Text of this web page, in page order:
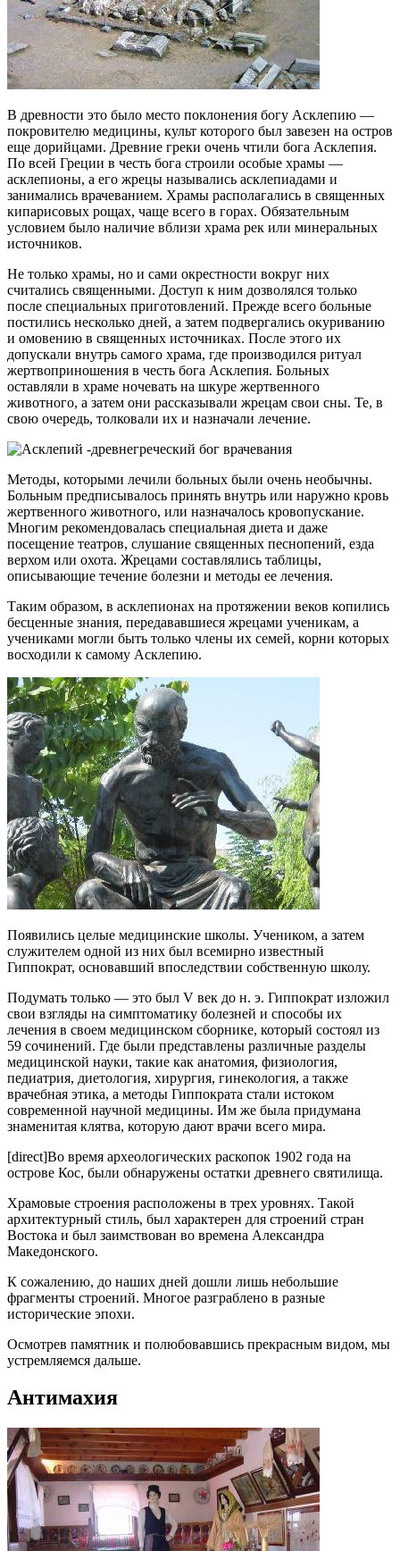
В древности это было место поклонения богу Асклепию —
покровителю медицины, культ которого был завезен на остров
еще дорийцами. Древние греки очень чтили бога Асклепия.
По всей Греции в честь бога строили особые храмы —
асклепионы, а его жрецы назывались асклепиадами и
занимались врачеванием. Храмы располагались в священных
кипарисовых рощах, чаще всего в горах. Обязательным
условием было наличие вблизи храма рек или минеральных
источников.
Не только храмы, но и сами окрестности вокруг них
считались священными. Доступ к ним дозволялся только
после специальных приготовлений. Прежде всего больные
постились несколько дней, а затем подвергались окуриванию
и омовению в священных источниках. После этого их
допускали внутрь самого храма, где производился ритуал
жертвоприношения в честь бога Асклепия. Больных
оставляли в храме ночевать на шкуре жертвенного
животного, а затем они рассказывали жрецам свои сны. Те, в
свою очередь, толковали их и назначали лечение.
Методы, которыми лечили больных были очень необычны.
Больным предписывалось принять внутрь или наружно кровь
жертвенного животного, или назначалось кровопускание.
Многим рекомендовалась специальная диета и даже
посещение театров, слушание священных песнопений, езда
верхом или охота. Жрецами составлялись таблицы,
описывающие течение болезни и методы ее лечения.
Таким образом, в асклепионах на протяжении веков копились
бесценные знания, передававшиеся жрецами ученикам, а
учениками могли быть только члены их семей, корни которых
восходили к самому Асклепию.
Появились целые медицинские школы. Учеником, а затем
служителем одной из них был всемирно известный
Гиппократ, основавший впоследствии собственную школу.
Подумать только — это был V век до н. э. Гиппократ изложил
свои взгляды на симптоматику болезней и способы их
лечения в своем медицинском сборнике, который состоял из
59 сочинений. Где были представлены различные разделы
медицинской науки, такие как анатомия, физиология,
педиатрия, диетология, хирургия, гинекология, а также
врачебная этика, а методы Гиппократа стали истоком
современной научной медицины. Им же была придумана
знаменитая клятва, которую дают врачи всего мира.
[direct]Во время археологических раскопок 1902 года на
острове Кос, были обнаружены остатки древнего святилища.
Храмовые строения расположены в трех уровнях. Такой
архитектурный стиль, был характерен для строений стран
Востока и был заимствован во времена Александра
Македонского.
К сожалению, до наших дней дошли лишь небольшие
фрагменты строений. Многое разграблено в разные
исторические эпохи.
Осмотрев памятник и полюбовавшись прекрасным видом, мы
устремляемся дальше.
Антимахия